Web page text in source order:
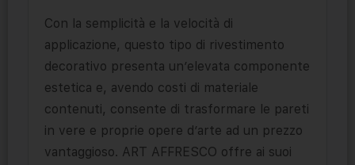
Con la semplicità e la velocità di
applicazione, questo tipo di rivestimento
decorativo presenta un’elevata componente
estetica e, avendo costi di materiale
contenuti, consente di trasformare le pareti
in vere e proprie opere d’arte ad un prezzo
vantaggioso. ART AFFRESCO offre ai suoi